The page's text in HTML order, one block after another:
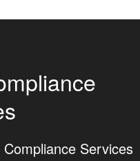
Services